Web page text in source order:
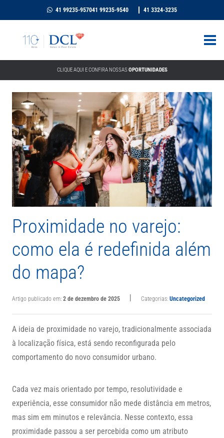
41 99235-957041 99235-9540 41 3324-3235
CLIQUE AQUI E CONFIRA NOSSASOPORTUNIDADES
Proximidade no varejo:
como ela é redefinida além
do mapa?
Artigo publicado em: 2 de dezembro de 2025 | Categorias: Uncategorized
A ideia de proximidade no varejo, tradicionalmente associada
à localização física, está sendo reconfigurada pelo
comportamento do novo consumidor urbano.
Cada vez mais orientado por tempo, resolutividade e
experiência, esse consumidor não mede distância em metros,
mas sim em minutos e relevância. Nesse contexto, essa
proximidade passou a ser percebida como um atributo